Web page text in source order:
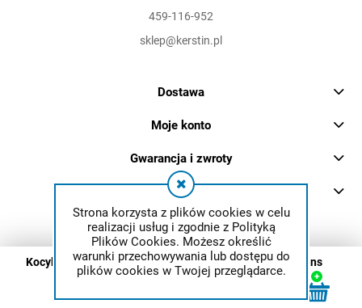
Strona korzysta z plików cookies w celu
realizacji usług i zgodnie z Polityką
Plików Cookies. Możesz określić
warunki przechowywania lub dostępu do
plików cookies w Twojej przeglądarce.
Kocyk Muślinowy 75 x 100 + podusia Miś Premium - Jeans
459-116-952
sklep@kerstin.pl
Dostawa
Moje konto
Gwarancja i zwroty
O firmie
© 2026 kerstin.pl. Wszelkie prawa zastrzeżone.
Styl graficzny ShopGadget.pl
Sklep internetowy Shoper.pl